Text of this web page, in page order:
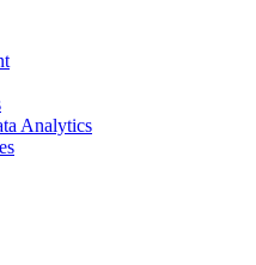
Analytics